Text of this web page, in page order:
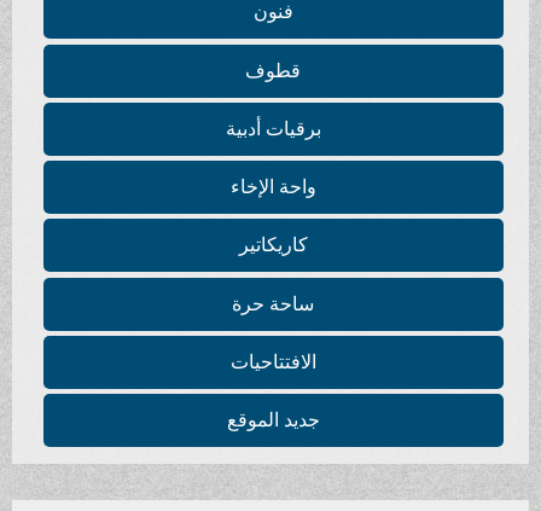
فنون
قطوف
برقيات أدبية
واحة الإخاء
كاريكاتير
ساحة حرة
الافتتاحيات
جديد الموقع